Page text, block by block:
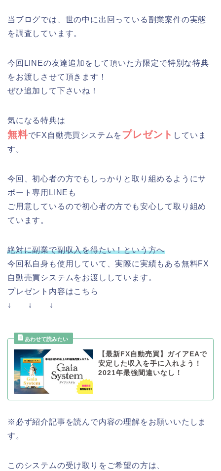
当ブログでは、世の中に出回っている副業案件の実態
を調査しています。
今回LINEの友達追加をして頂いた方限定で特別な特典
をお渡しさせて頂きます！
ぜひ追加して下さいね！
気になる特典は
無料でFX自動売買システムをプレゼント していま
す。
今回、初心者の方でもしっかりと取り組めるようにサ
ポート専用LINEも
ご用意しているので初心者の方でも安心して取り組め
ています。
絶対に副業で副収入を得たい！という方へ
今回私自身も使用していて、実際に実績もある無料FX
自動売買システムをお渡ししています。
プレゼント内容はこちら
↓ ↓ ↓
【最新FX自動売買】ガイアEAで
安定した収入を手に入れよう！
2021年最強間違いなし！
※必ず紹介記事を読んで内容の理解をお願いいたしま
す。
このシステムの受け取りをご希望の方は、